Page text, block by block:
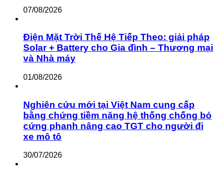
07/08/2026
Điện Mặt Trời Thế Hệ Tiếp Theo: giải pháp
Solar + Battery cho Gia đình – Thương mại
và Nhà máy
01/08/2026
Nghiên cứu mới tại Việt Nam cung cấp
bằng chứng tiềm năng hệ thống chống bó
cứng phanh nâng cao TGT cho người đi
xe mô tô
30/07/2026